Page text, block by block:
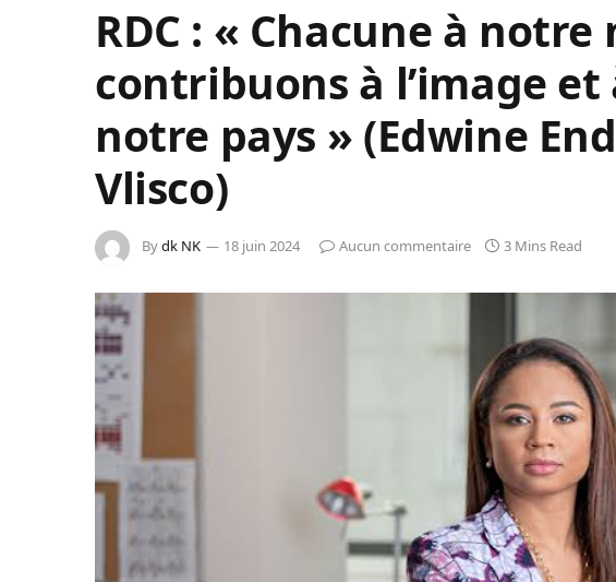
RDC : « Chacune à
contribuons à l’image
notre pays » (Edwine
Vlisco)
Bydk NK 18 juin 2024 Aucun commentaire 3 Mins Read